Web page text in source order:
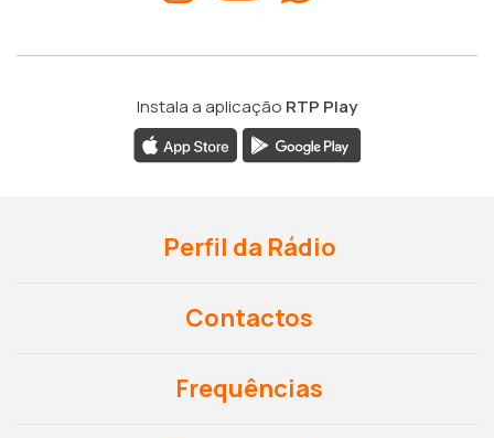
Instala a aplicação RTP Play
Perfil da Rádio
Contactos
Frequências